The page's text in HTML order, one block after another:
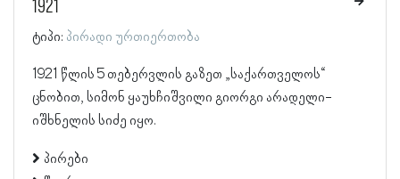
1921
ტიპი: პირადი ურთიერთობა
1921 წლის 5 თებერვლის გაზეთ „საქართველოს“
ცნობით, სიმონ ყაუხჩიშვილი გიორგი არადელი-
იშხნელის სიძე იყო.
პირები